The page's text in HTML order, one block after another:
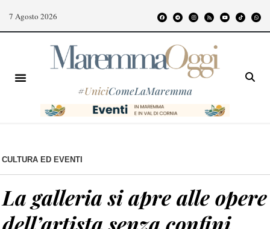
7 Agosto 2026
#UniciComeLaMaremma
CULTURA ED EVENTI
La galleria si apre alle opere